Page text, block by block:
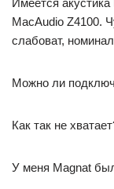
Имеется
MacAudio Z4100.
слабоват,
Можно ли
Как так не
У меня Magnat